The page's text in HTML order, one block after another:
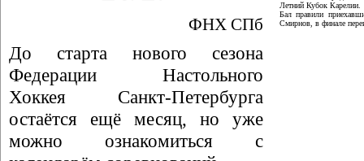
ФНХ СПб
До старта нового сезона
Федерации Настольного
Хоккея Санкт-Петербурга
остаётся ещё месяц, но уже
можно ознакомиться с
Летний Кубок Карелии.
Бал правили
Смирнов, в финале